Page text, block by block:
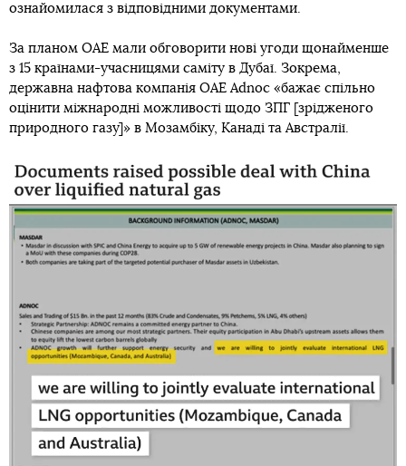
ознайомилася з відповідними документами.
За планом ОАЕ мали обговорити нові угоди щонайменше
з 15 країнами-учасницями саміту в Дубаї. Зокрема,
державна нафтова компанія ОАЕ Adnoc «бажає спільно
оцінити міжнародні можливості щодо ЗПГ [зрідженого
природного газу]» в Мозамбіку, Канаді та Австралії.